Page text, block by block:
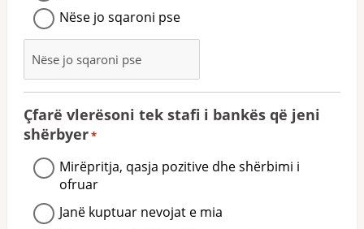
Nëse jo sqaroni pse
Çfarë vlerësoni tek stafi i bankës që jeni
shërbyer*
Mirëpritja, qasja pozitive dhe shërbimi i
ofruar
Janë kuptuar nevojat e mia